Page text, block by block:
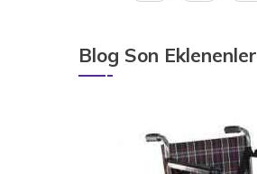
Blog Son Eklenenler